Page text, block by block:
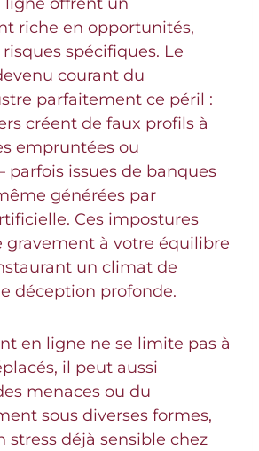
riche en opportunités,
spécifiques. Le
courant du
parfaitement ce péril :
créent de faux profils à
empruntées ou
issues de banques
générées par
Ces impostures
gravement à votre équilibre
un climat de
déception profonde.
en ligne ne se limite pas à
il peut aussi
menaces ou du
sous diverses formes,
stress déjà sensible chez